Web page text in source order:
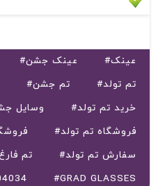
#عینک #عینک جشن
#تم تولد
#تم جشن
#خرید تم تولد
#وسایل
#فروشگاه تم تولد
#سفارش تم تولد
#تم
#GRAD GLASSES